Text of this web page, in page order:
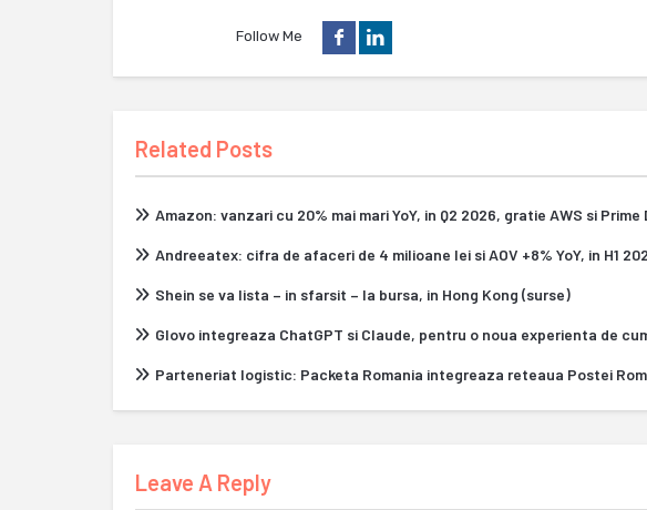
Follow Me
Related Posts
Amazon: vanzari cu 20% mai mari YoY, in Q2 2026, gratie AWS si Prime
Andreeatex: cifra de afaceri de 4 milioane lei si AOV +8% YoY, in H1
Shein se va lista – in sfarsit – la bursa, in Hong Kong (surse)
Glovo integreaza ChatGPT si Claude, pentru o noua experienta de
Parteneriat logistic: Packeta Romania integreaza reteaua Postei
Leave A Reply